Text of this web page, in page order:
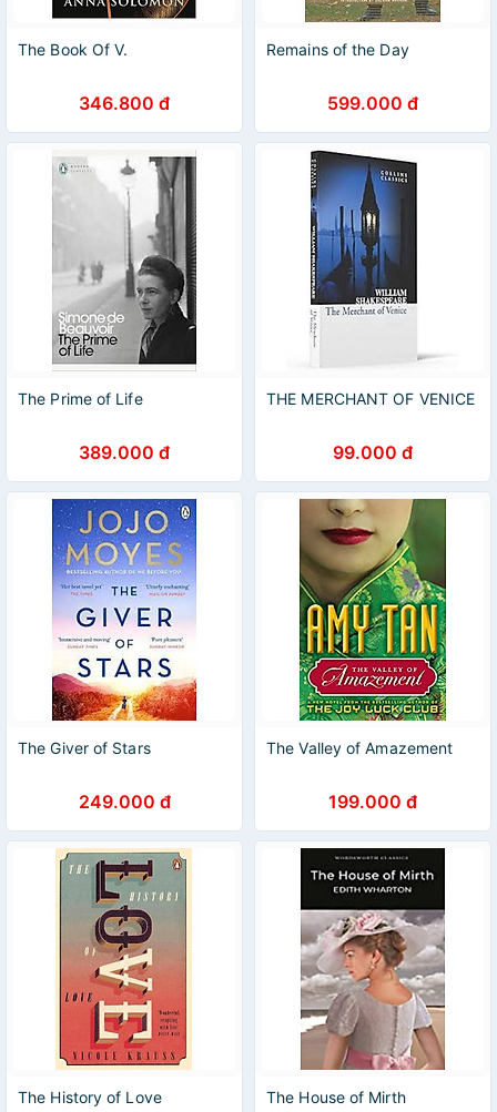
The Book Of V.
346.800 đ
Remains of the Day
599.000 đ
The Prime of Life
389.000 đ
THE MERCHANT OF VENICE
99.000 đ
The Giver of Stars
249.000 đ
The Valley of Amazement
199.000 đ
The History of Love The House of Mirth